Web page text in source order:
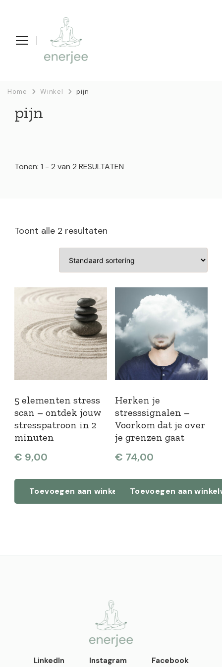
Home Winkel pijn
pijn
Tonen: 1 - 2 van 2 RESULTATEN
Toont alle 2 resultaten
5 elementen stress
scan – ontdek jouw
stresspatroon in 2
minuten
€ 9,00
Toevoegen aan winkelwagen
Herken je
stresssignalen –
Voorkom dat je over
je grenzen gaat
€ 74,00
Toevoegen aan
enerjee
LinkedIn Instagram Facebook